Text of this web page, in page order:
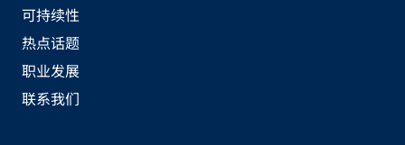
可持续性
热点话题
职业发展
联系我们